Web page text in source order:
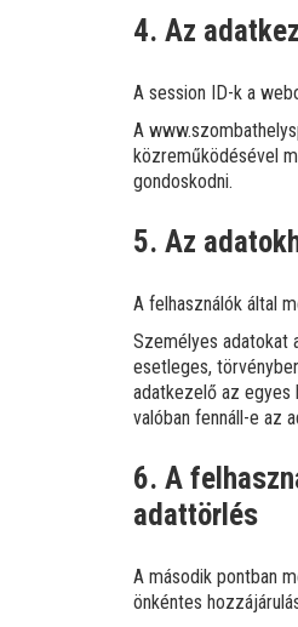
4. Az
A session ID-k a
A
közreműködésével
gondoskodni.
5. Az
A felhasználók által
Személyes adatokat
esetleges,
adatkezelő az egyes
valóban fennáll-e az
6. A
adattörlés
A második pontban
önkéntes